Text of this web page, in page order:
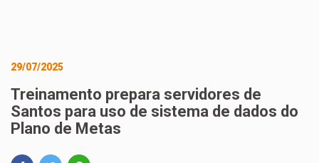
29/07/2025
Treinamento prepara servidores de
Santos para uso de sistema de dados do
Plano de Metas